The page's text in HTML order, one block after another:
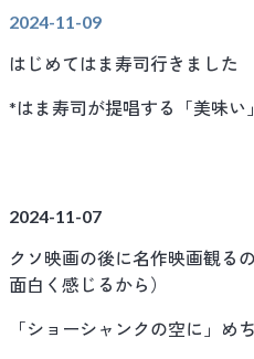
2024-11-09
はじめてはま寿司行きました
*はま寿司が提唱する「美味い
2024-11-07
クソ映画の後に名作映画観る
面白く感じるから）
「ショーシャンクの空に」め